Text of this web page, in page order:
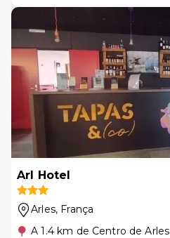
Arl Hotel
Arles, França
A 1.4 km de Centro de Arles